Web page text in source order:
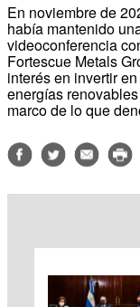
En noviembre de
había mantenido
videoconferencia
Fortescue Metals
interés en invertir
energías
marco de lo que